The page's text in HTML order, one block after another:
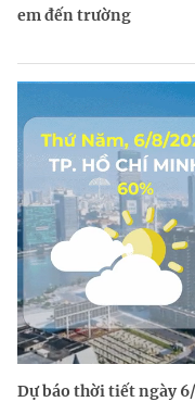
em đến trường
Dự báo thời tiết ngày